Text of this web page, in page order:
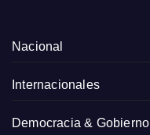
Nacional
Internacionales
Democracia & Gobierno